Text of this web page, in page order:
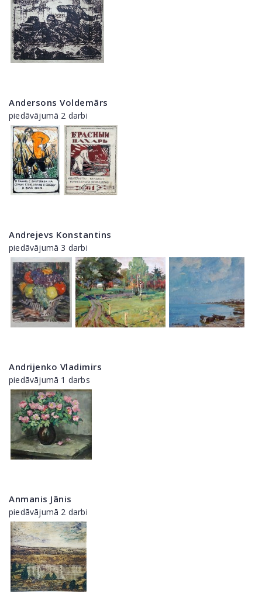
Andersons Voldemārs
piedāvājumā 2 darbi
Andrejevs Konstantins
piedāvājumā 3 darbi
Andrijenko Vladimirs
piedāvājumā 1 darbs
Anmanis Jānis
piedāvājumā 2 darbi